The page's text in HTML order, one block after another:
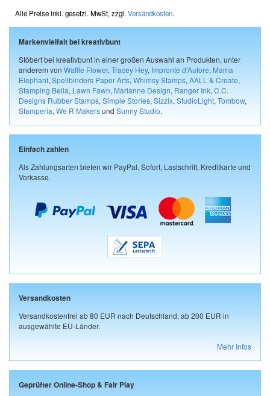
Alle Preise inkl. gesetzl. MwSt, zzgl. Versandkosten.
Markenvielfalt bei kreativbunt
Stöbert bei kreativbunt in einer großen Auswahl an Produkten, unter
anderem von Waffle Flower, Tracey Hey, Impronte d'Autore, Mama
Elephant, Spellbinders Paper Arts, Whimsy Stamps, AALL & Create,
Stamping Bella, Lawn Fawn, Marianne Design, Ranger Ink, C.C.
Designs Rubber Stamps, Simple Stories, Sizzix, StudioLight, Tombow,
Stamperia, We R Makersund Sunny Studio.
Einfach zahlen
Als Zahlungsarten bieten wir PayPal, Sofort, Lastschrift, Kreditkarte und
Vorkasse.
Versandkosten
Versandkostenfrei ab 80 EUR nach Deutschland, ab 200 EUR in
ausgewählte EU-Länder.
Mehr Infos
Geprüfter Online-Shop & Fair Play